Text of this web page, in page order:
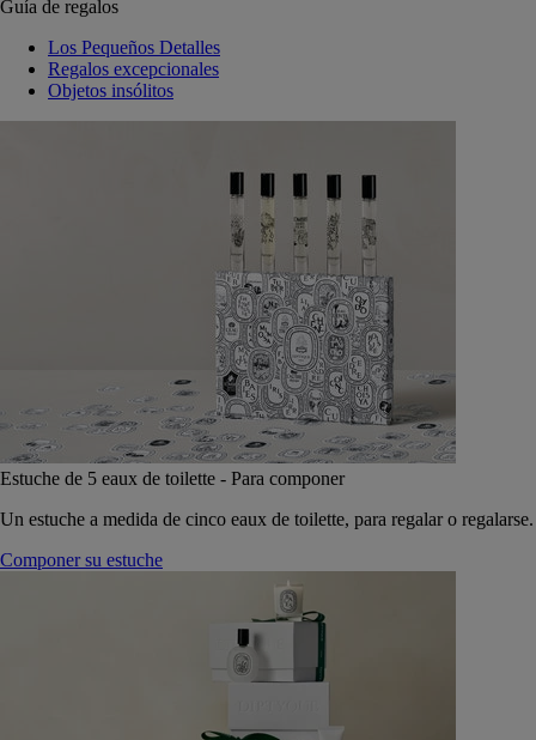
Guía de regalos
Los Pequeños Detalles
Regalos excepcionales
Objetos insólitos
Estuche de 5 eaux de toilette - Para componer
Un estuche a medida de cinco eaux de toilette, para regalar o regalarse.
Componer su estuche